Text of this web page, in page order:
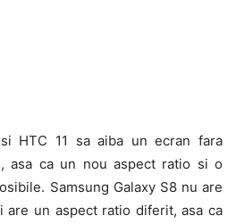
HTC 11 sa aiba un ecran fara
asa ca un nou aspect ratio si o
Samsung Galaxy S8 nu are
un aspect ratio diferit, asa ca